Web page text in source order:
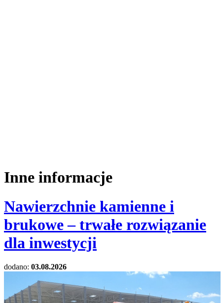
Inne informacje
Nawierzchnie kamienne i
brukowe – trwałe rozwiązanie
dla inwestycji
dodano: 03.08.2026